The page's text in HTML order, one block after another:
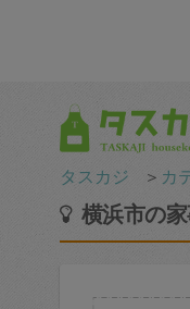
タスカジ ＞ カ
横浜市の